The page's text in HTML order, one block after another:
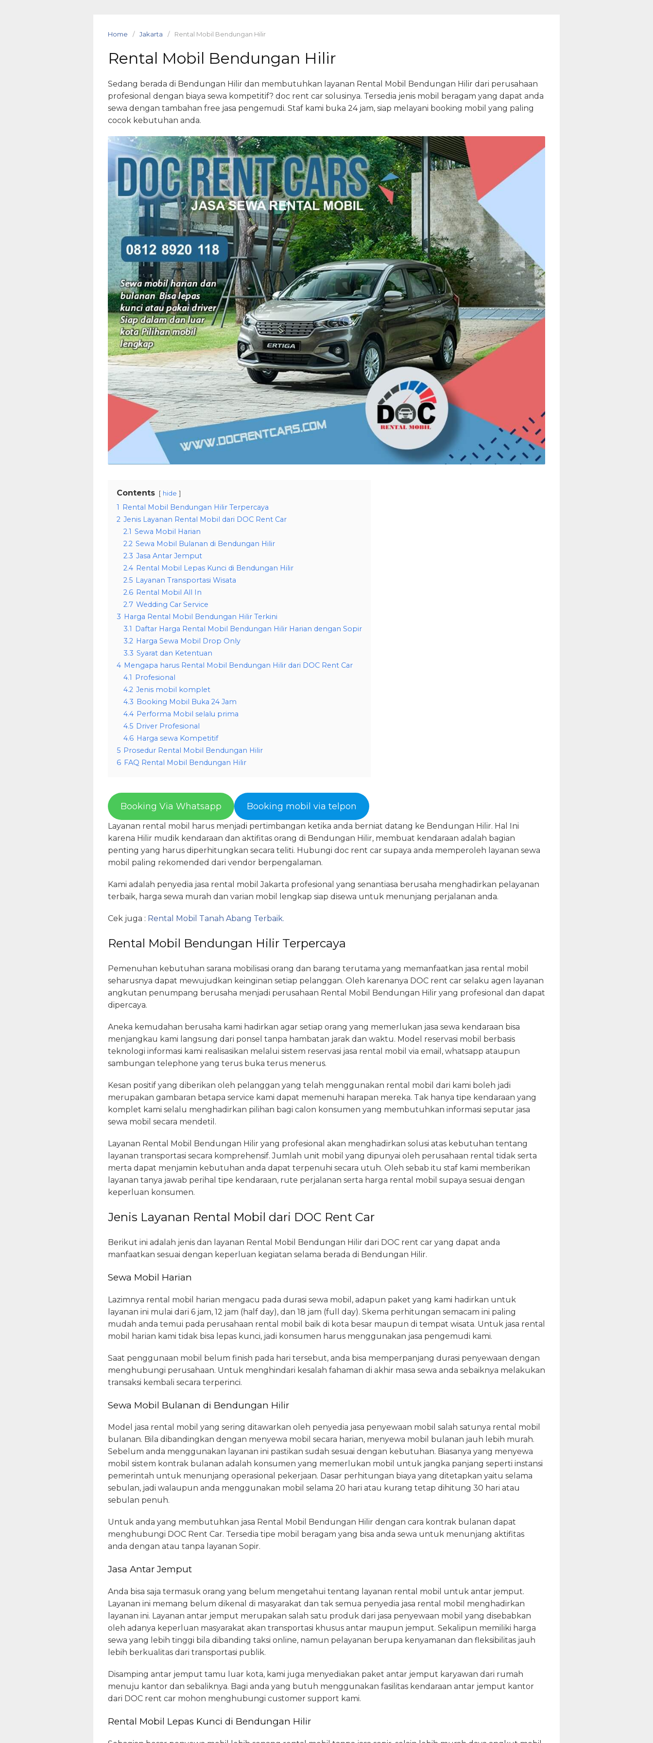
Home Jakarta Rental Mobil Bendungan Hilir
Rental Mobil Bendungan Hilir
Sedang berada di Bendungan Hilir dan membutuhkan layanan Rental Mobil Bendungan Hilir dari perusahaan
profesional dengan biaya sewa kompetitif? doc rent car solusinya. Tersedia jenis mobil beragam yang dapat anda
sewa dengan tambahan free jasa pengemudi. Staf kami buka 24 jam, siap melayani booking mobil yang paling
cocok kebutuhan anda.
Contents hide
1 Rental Mobil Bendungan Hilir Terpercaya
2 Jenis Layanan Rental Mobil dari DOC Rent Car
2.1 Sewa Mobil Harian
2.2 Sewa Mobil Bulanan di Bendungan Hilir
2.3 Jasa Antar Jemput
2.4 Rental Mobil Lepas Kunci di Bendungan Hilir
2.5 Layanan Transportasi Wisata
2.6 Rental Mobil All In
2.7 Wedding Car Service
3 Harga Rental Mobil Bendungan Hilir Terkini
3.1 Daftar Harga Rental Mobil Bendungan Hilir Harian dengan Sopir
3.2 Harga Sewa Mobil Drop Only
3.3 Syarat dan Ketentuan
4 Mengapa harus Rental Mobil Bendungan Hilir dari DOC Rent Car
4.1 Profesional
4.2 Jenis mobil komplet
4.3 Booking Mobil Buka 24 Jam
4.4 Performa Mobil selalu prima
4.5 Driver Profesional
4.6 Harga sewa Kompetitif
5 Prosedur Rental Mobil Bendungan Hilir
6 FAQ Rental Mobil Bendungan Hilir
Booking Via Whatsapp Booking mobil via telpon
Layanan rental mobil harus menjadi pertimbangan ketika anda berniat datang ke Bendungan Hilir. Hal Ini
karena Hilir mudik kendaraan dan aktifitas orang di Bendungan Hilir, membuat kendaraan adalah bagian
penting yang harus diperhitungkan secara teliti. Hubungi doc rent car supaya anda memperoleh layanan sewa
mobil paling rekomended dari vendor berpengalaman.
Kami adalah penyedia jasa rental mobil Jakarta profesional yang senantiasa berusaha menghadirkan pelayanan
terbaik, harga sewa murah dan varian mobil lengkap siap disewa untuk menunjang perjalanan anda.
Cek juga : Rental Mobil Tanah Abang Terbaik.
Rental Mobil Bendungan Hilir Terpercaya
Pemenuhan kebutuhan sarana mobilisasi orang dan barang terutama yang memanfaatkan jasa rental mobil
seharusnya dapat mewujudkan keinginan setiap pelanggan. Oleh karenanya DOC rent car selaku agen layanan
angkutan penumpang berusaha menjadi perusahaan Rental Mobil Bendungan Hilir yang profesional dan dapat
dipercaya.
Aneka kemudahan berusaha kami hadirkan agar setiap orang yang memerlukan jasa sewa kendaraan bisa
menjangkau kami langsung dari ponsel tanpa hambatan jarak dan waktu. Model reservasi mobil berbasis
teknologi informasi kami realisasikan melalui sistem reservasi jasa rental mobil via email, whatsapp ataupun
sambungan telephone yang terus buka terus menerus.
Kesan positif yang diberikan oleh pelanggan yang telah menggunakan rental mobil dari kami boleh jadi
merupakan gambaran betapa service kami dapat memenuhi harapan mereka. Tak hanya tipe kendaraan yang
komplet kami selalu menghadirkan pilihan bagi calon konsumen yang membutuhkan informasi seputar jasa
sewa mobil secara mendetil.
Layanan Rental Mobil Bendungan Hilir yang profesional akan menghadirkan solusi atas kebutuhan tentang
layanan transportasi secara komprehensif. Jumlah unit mobil yang dipunyai oleh perusahaan rental tidak serta
merta dapat menjamin kebutuhan anda dapat terpenuhi secara utuh. Oleh sebab itu staf kami memberikan
layanan tanya jawab perihal tipe kendaraan, rute perjalanan serta harga rental mobil supaya sesuai dengan
keperluan konsumen.
Jenis Layanan Rental Mobil dari DOC Rent Car
Berikut ini adalah jenis dan layanan Rental Mobil Bendungan Hilir dari DOC rent car yang dapat anda
manfaatkan sesuai dengan keperluan kegiatan selama berada di Bendungan Hilir.
Sewa Mobil Harian
Lazimnya rental mobil harian mengacu pada durasi sewa mobil, adapun paket yang kami hadirkan untuk
layanan ini mulai dari 6 jam, 12 jam (half day), dan 18 jam (full day). Skema perhitungan semacam ini paling
mudah anda temui pada perusahaan rental mobil baik di kota besar maupun di tempat wisata. Untuk jasa rental
mobil harian kami tidak bisa lepas kunci, jadi konsumen harus menggunakan jasa pengemudi kami.
Saat penggunaan mobil belum finish pada hari tersebut, anda bisa memperpanjang durasi penyewaan dengan
menghubungi perusahaan. Untuk menghindari kesalah fahaman di akhir masa sewa anda sebaiknya melakukan
transaksi kembali secara terperinci.
Sewa Mobil Bulanan di Bendungan Hilir
Model jasa rental mobil yang sering ditawarkan oleh penyedia jasa penyewaan mobil salah satunya rental mobil
bulanan. Bila dibandingkan dengan menyewa mobil secara harian, menyewa mobil bulanan jauh lebih murah.
Sebelum anda menggunakan layanan ini pastikan sudah sesuai dengan kebutuhan. Biasanya yang menyewa
mobil sistem kontrak bulanan adalah konsumen yang memerlukan mobil untuk jangka panjang seperti instansi
pemerintah untuk menunjang operasional pekerjaan. Dasar perhitungan biaya yang ditetapkan yaitu selama
sebulan, jadi walaupun anda menggunakan mobil selama 20 hari atau kurang tetap dihitung 30 hari atau
sebulan penuh.
Untuk anda yang membutuhkan jasa Rental Mobil Bendungan Hilir dengan cara kontrak bulanan dapat
menghubungi DOC Rent Car. Tersedia tipe mobil beragam yang bisa anda sewa untuk menunjang aktifitas
anda dengan atau tanpa layanan Sopir.
Jasa Antar Jemput
Anda bisa saja termasuk orang yang belum mengetahui tentang layanan rental mobil untuk antar jemput.
Layanan ini memang belum dikenal di masyarakat dan tak semua penyedia jasa rental mobil menghadirkan
layanan ini. Layanan antar jemput merupakan salah satu produk dari jasa penyewaan mobil yang disebabkan
oleh adanya keperluan masyarakat akan transportasi khusus antar maupun jemput. Sekalipun memiliki harga
sewa yang lebih tinggi bila dibanding taksi online, namun pelayanan berupa kenyamanan dan fleksibilitas jauh
lebih berkualitas dari transportasi publik.
Disamping antar jemput tamu luar kota, kami juga menyediakan paket antar jemput karyawan dari rumah
menuju kantor dan sebaliknya. Bagi anda yang butuh menggunakan fasilitas kendaraan antar jemput kantor
dari DOC rent car mohon menghubungi customer support kami.
Rental Mobil Lepas Kunci di Bendungan Hilir